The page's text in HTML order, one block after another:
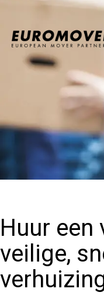
Home
Zakelijk
Opslag
Huur
veilige,